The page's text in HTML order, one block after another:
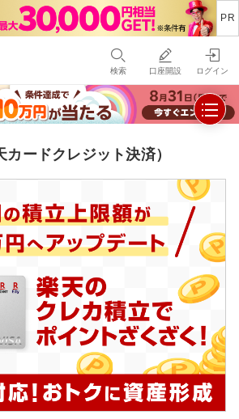
検索 口座開設 ログイン
ードクレジット決済）